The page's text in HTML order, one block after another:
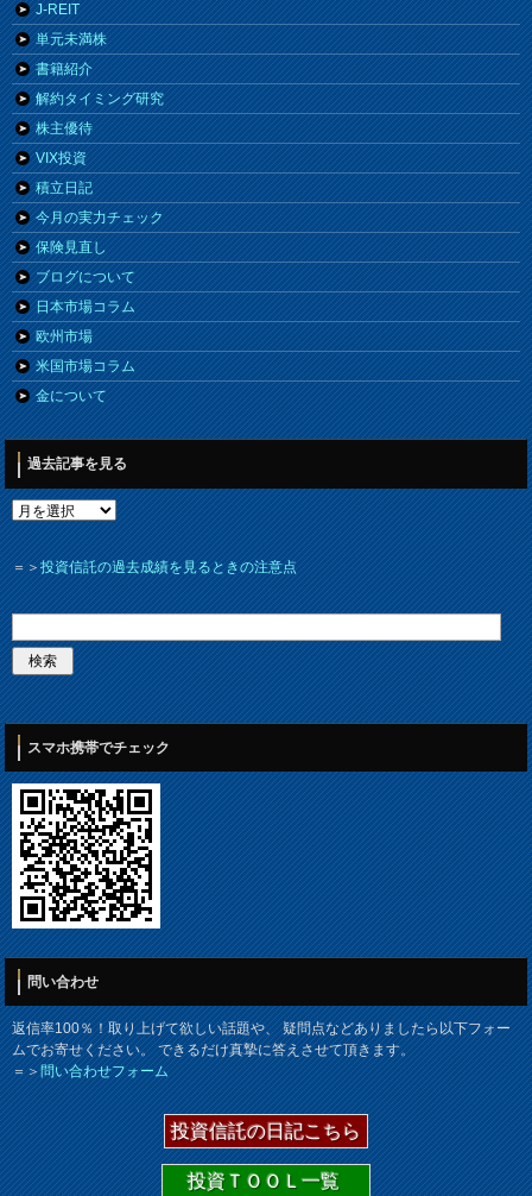
J-REIT
単元未満株
書籍紹介
解約タイミング研究
株主優待
VIX投資
積立日記
今月の実力チェック
保険見直し
ブログについて
日本市場コラム
欧州市場
米国市場コラム
金について
過去記事を見る
＝＞投資信託の過去成績を見るときの注意点
スマホ携帯でチェック
問い合わせ
返信率100％！取り上げて欲しい話題や、 疑問点などありましたら以下フォー
ムでお寄せください。 できるだけ真摯に答えさせて頂きます。
＝＞問い合わせフォーム
投資信託の日記こちら
投資ＴＯＯＬ一覧